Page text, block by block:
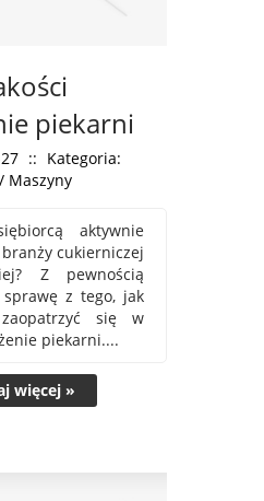
piekarni
:: Kategoria:
Maszyny
aktywnie
cukierniczej
Z pewnością
z tego, jak
się w
piekarni....
więcej »